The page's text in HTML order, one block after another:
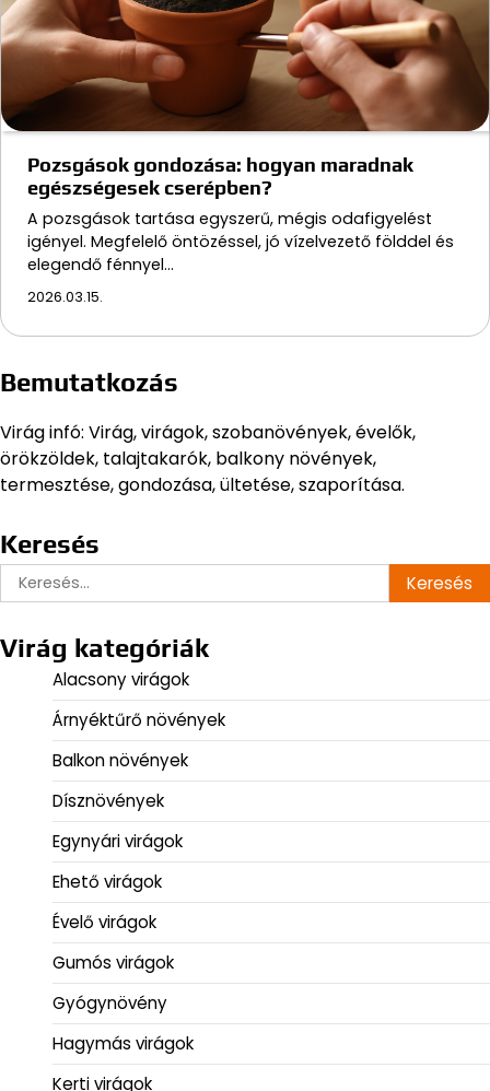
Pozsgások gondozása: hogyan maradnak
egészségesek cserépben?
A pozsgások tartása egyszerű, mégis odafigyelést
igényel. Megfelelő öntözéssel, jó vízelvezető földdel és
elegendő fénnyel…
2026.03.15.
Bemutatkozás
Virág infó: Virág, virágok, szobanövények, évelők,
örökzöldek, talajtakarók, balkony növények,
termesztése, gondozása, ültetése, szaporítása.
Keresés
Keresés:
Virág kategóriák
Alacsony virágok
Árnyéktűrő növények
Balkon növények
Dísznövények
Egynyári virágok
Ehető virágok
Évelő virágok
Gumós virágok
Gyógynövény
Hagymás virágok
Kerti virágok